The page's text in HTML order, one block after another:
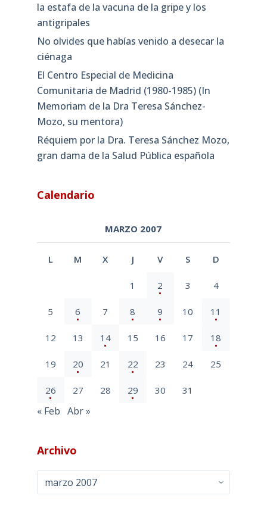
la estafa de la vacuna de la gripe y los
antigripales
No olvides que habías venido a desecar la
ciénaga
El Centro Especial de Medicina
Comunitaria de Madrid (1980-1985) (In
Memoriam de la Dra Teresa Sánchez-
Mozo, su mentora)
Réquiem por la Dra. Teresa Sánchez Mozo,
gran dama de la Salud Pública española
Calendario
MARZO 2007
L M X J V S D
1 2 3 4
5 6 7 8 9 10 11
12 13 14 15 16 17 18
19 20 21 22 23 24 25
26 27 28 29 30 31
« Feb Abr »
Archivo